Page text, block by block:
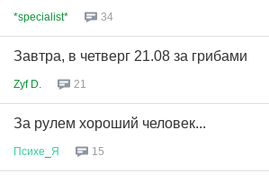
*specialist* 34
Завтра, в четверг 21.08 за грибами
Zyf D. 21
За рулем хороший человек...
Психе Я 15